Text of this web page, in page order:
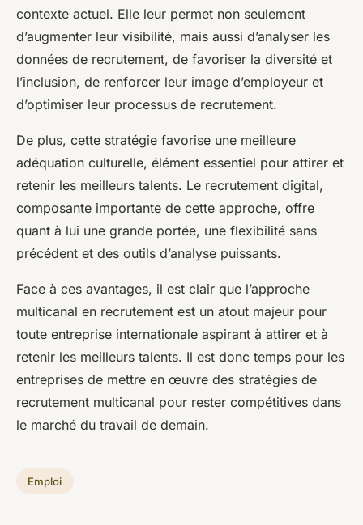
contexte actuel. Elle leur permet non seulement
d’augmenter leur visibilité, mais aussi d’analyser les
données de recrutement, de favoriser la diversité et
l’inclusion, de renforcer leur image d’employeur et
d’optimiser leur processus de recrutement.
De plus, cette stratégie favorise une meilleure
adéquation culturelle, élément essentiel pour attirer et
retenir les meilleurs talents. Le recrutement digital,
composante importante de cette approche, offre
quant à lui une grande portée, une flexibilité sans
précédent et des outils d’analyse puissants.
Face à ces avantages, il est clair que l’approche
multicanal en recrutement est un atout majeur pour
toute entreprise internationale aspirant à attirer et à
retenir les meilleurs talents. Il est donc temps pour les
entreprises de mettre en œuvre des stratégies de
recrutement multicanal pour rester compétitives dans
le marché du travail de demain.
Emploi